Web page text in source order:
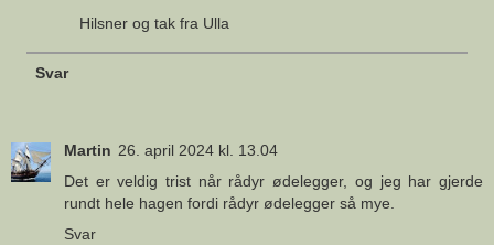
Hilsner og tak fra Ulla
Svar
Martin 26. april 2024 kl. 13.04
Det er veldig trist når rådyr ødelegger, og jeg har gjerde
rundt hele hagen fordi rådyr ødelegger så mye.
Svar